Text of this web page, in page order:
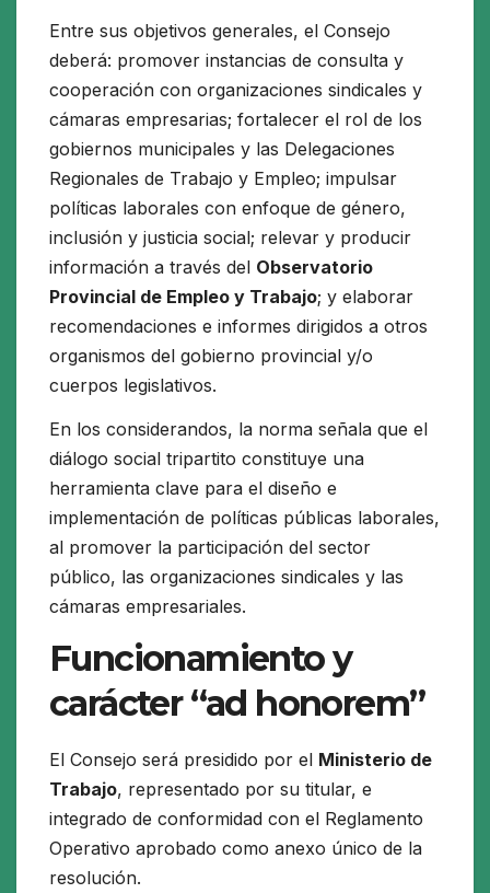
Entre sus objetivos generales, el Consejo
deberá: promover instancias de consulta y
cooperación con organizaciones sindicales y
cámaras empresarias; fortalecer el rol de los
gobiernos municipales y las Delegaciones
Regionales de Trabajo y Empleo; impulsar
políticas laborales con enfoque de género,
inclusión y justicia social; relevar y producir
información a través del Observatorio
Provincial de Empleo y Trabajo; y elaborar
recomendaciones e informes dirigidos a otros
organismos del gobierno provincial y/o
cuerpos legislativos.
En los considerandos, la norma señala que el
diálogo social tripartito constituye una
herramienta clave para el diseño e
implementación de políticas públicas laborales,
al promover la participación del sector
público, las organizaciones sindicales y las
cámaras empresariales.
Funcionamiento y
carácter “ad honorem”
El Consejo será presidido por el Ministerio de
Trabajo, representado por su titular, e
integrado de conformidad con el Reglamento
Operativo aprobado como anexo único de la
resolución.